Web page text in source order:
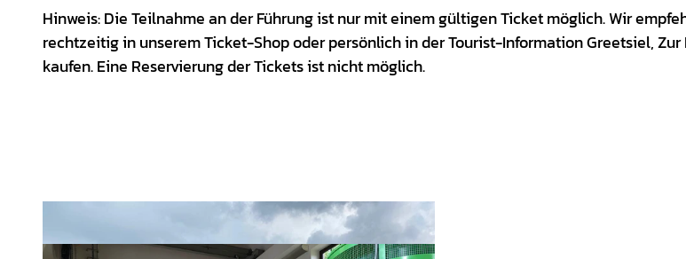
Hinweis: Die Teilnahme an der Führung ist nur mit einem gültigen Ticket möglich. Wir
rechtzeitig in unserem Ticket-Shop oder persönlich in der Tourist-Information Greetsiel, Zur
kaufen. Eine Reservierung der Tickets ist nicht möglich.